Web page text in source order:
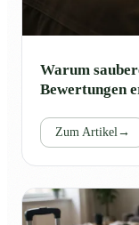
Warum
Bewertungen
Zum Artikel→